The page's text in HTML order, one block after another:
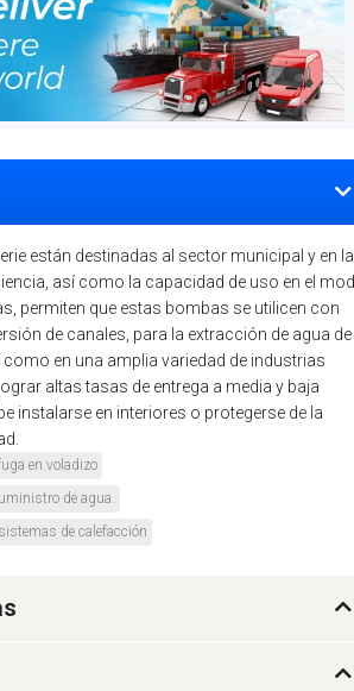
están destinadas al sector municipal y en la
así como la capacidad de uso en el
permiten que estas bombas se utilicen con
de canales, para la extracción de agua de
en una amplia variedad de industrias
altas tasas de entrega a media y baja
instalarse en interiores o protegerse de la
en voladizo
de agua.
de calefacción